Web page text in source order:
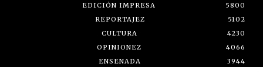
EDICIÓN IMPRESA
5800
REPORTAJEZ
5102
CULTURA
4230
OPINIONEZ
4066
ENSENADA
3944